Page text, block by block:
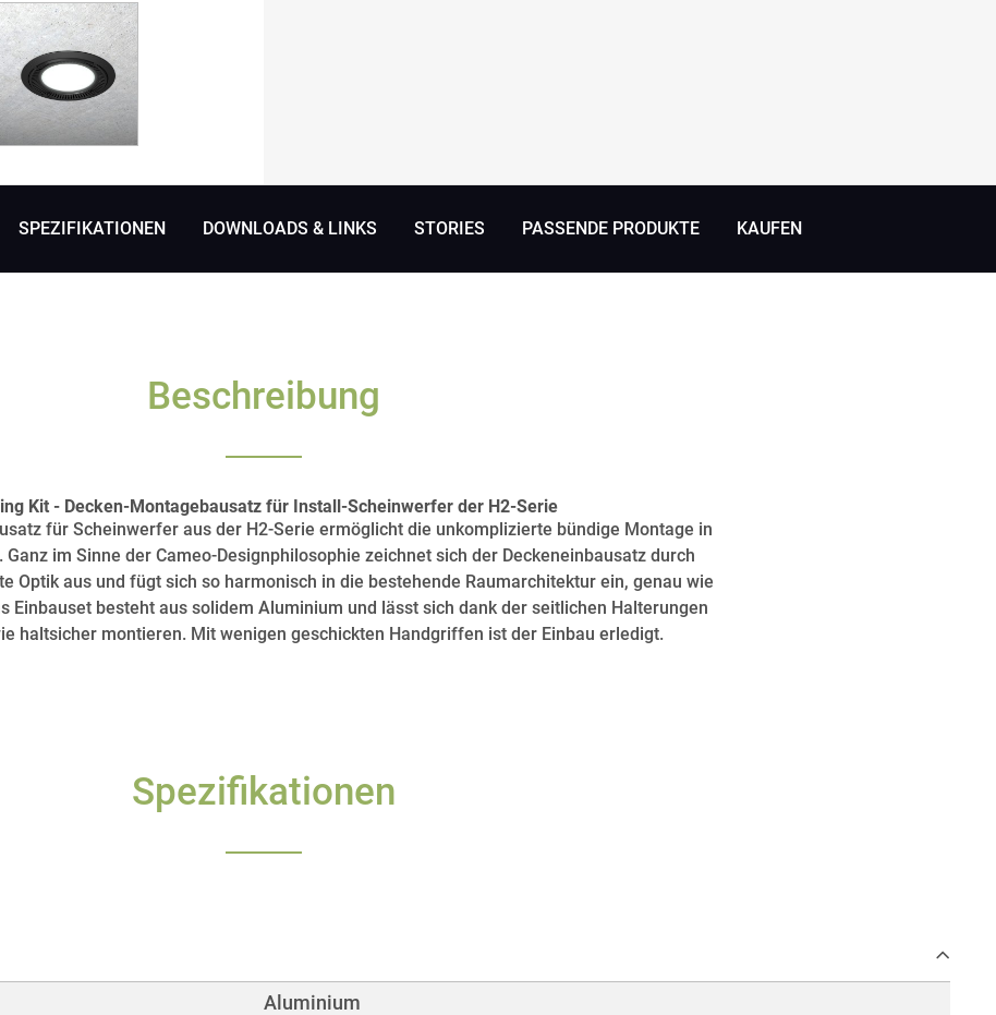
SPEZIFIKATIONEN DOWNLOADS & LINKS STORIES PASSENDE PRODUKTE KAUFEN
Beschreibung
Kit - Decken-Montagebausatz für Install-Scheinwerfer der H2-Serie
für Scheinwerfer aus der H2-Serie ermöglicht die unkomplizierte bündige Montage in
Ganz im Sinne der Cameo-Designphilosophie zeichnet sich der Deckeneinbausatz durch
Optik aus und fügt sich so harmonisch in die bestehende Raumarchitektur ein, genau wie
Einbauset besteht aus solidem Aluminium und lässt sich dank der seitlichen Halterungen
haltsicher montieren. Mit wenigen geschickten Handgriffen ist der Einbau erledigt.
Spezifikationen
Aluminium